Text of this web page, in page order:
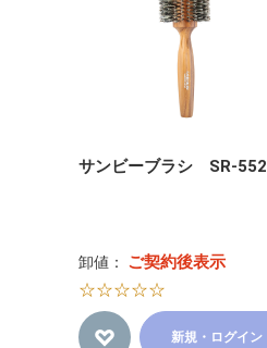
サンビーブラシ SR-552
卸値： ご契約後表示
☆☆☆☆☆
新規・ログイン